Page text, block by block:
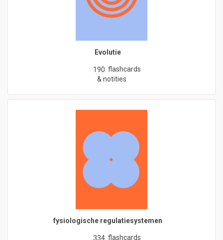
Evolutie
190 flashcards
& notities
fysiologische regulatiesystemen
334 flashcards